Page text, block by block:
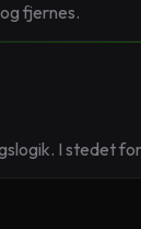
fjernes.
I stedet